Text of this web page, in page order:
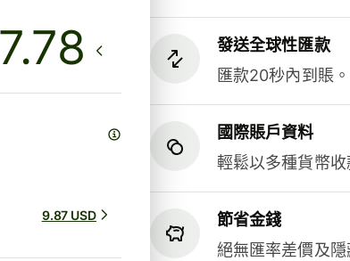
發送全球性匯款
匯款20秒內到賬。
國際賬戶資料
輕鬆以多種貨幣
節省金錢
絕無匯率差價及
9.87 USD